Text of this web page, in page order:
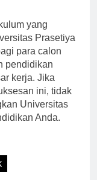
yang
Prasetiya
para calon
pendidikan
kerja. Jika
ini, tidak
Universitas
Anda.